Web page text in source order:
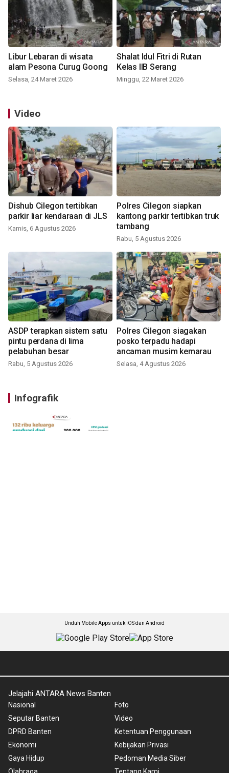
Libur Lebaran di wisata
alam Pesona Curug Goong
Selasa, 24 Maret 2026
Shalat Idul Fitri di Rutan
Kelas IIB Serang
Minggu, 22 Maret 2026
Video
Dishub Cilegon tertibkan
parkir liar kendaraan di JLS
Kamis, 6 Agustus 2026
Polres Cilegon siapkan
kantong parkir tertibkan truk
tambang
Rabu, 5 Agustus 2026
ASDP terapkan sistem satu
pintu perdana di lima
pelabuhan besar
Rabu, 5 Agustus 2026
Polres Cilegon siagakan
posko terpadu hadapi
ancaman musim kemarau
Selasa, 4 Agustus 2026
Infografik
Unduh Mobile Apps untuk iOS dan Android
Jelajahi ANTARA News Banten
Nasional
Seputar Banten
DPRD Banten
Ekonomi
Gaya Hidup
Foto
Video
Ketentuan Penggunaan
Kebijakan Privasi
Pedoman Media Siber